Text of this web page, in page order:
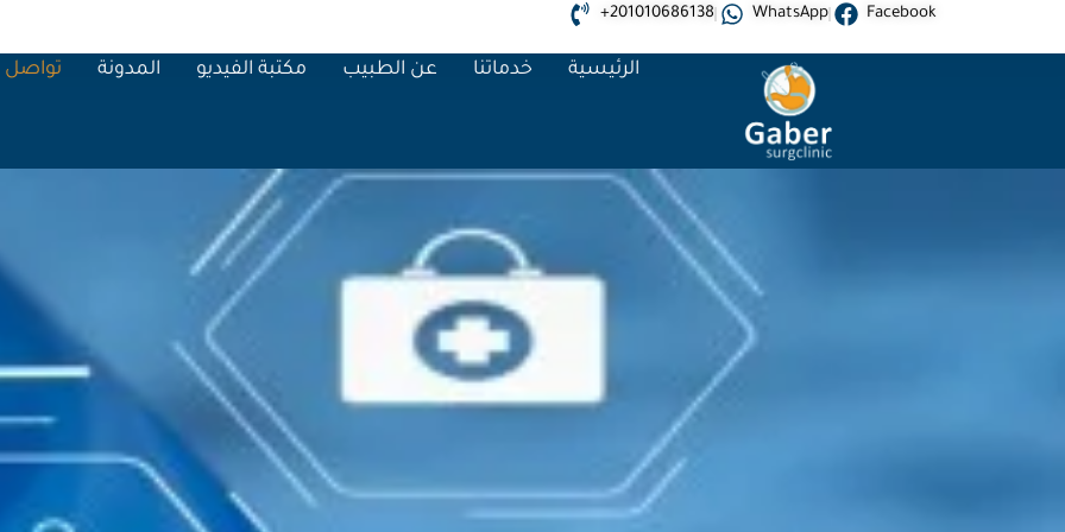
+201010686138 WhatsApp Facebook
تواصل المدونة مكتبة الفيديو عن الطبيب خدماتنا الرئيسية